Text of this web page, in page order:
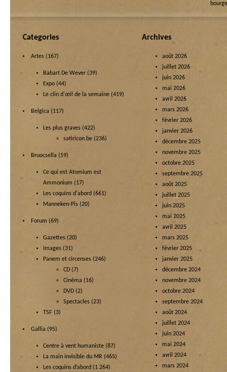
Categories
Artes (167)
Babart De Wever (39)
Expo (44)
Le clin d'œil de la semaine (419)
Belgica (117)
Les plus graves (422)
satiricon.be (236)
Bruocsella (59)
Ce qui est Atomium est
Ammonium (17)
Les coquins d'abord (661)
Manneken-Pis (20)
Forum (69)
Gazettes (20)
Images (31)
Panem et circenses (246)
CD (7)
Cinéma (16)
DVD (2)
Spectacles (23)
TSF (3)
Gallia (95)
Centre à vent humaniste (87)
La main invisible du MR (465)
Les coquins d’abord (1 264)
Archives
août 2026
juillet 2026
juin 2026
mai 2026
avril 2026
mars 2026
février 2026
janvier 2026
décembre 2025
novembre 2025
octobre 2025
septembre 2025
août 2025
juillet 2025
juin 2025
mai 2025
avril 2025
mars 2025
février 2025
janvier 2025
décembre 2024
novembre 2024
octobre 2024
septembre 2024
août 2024
juillet 2024
juin 2024
mai 2024
avril 2024
mars 2024